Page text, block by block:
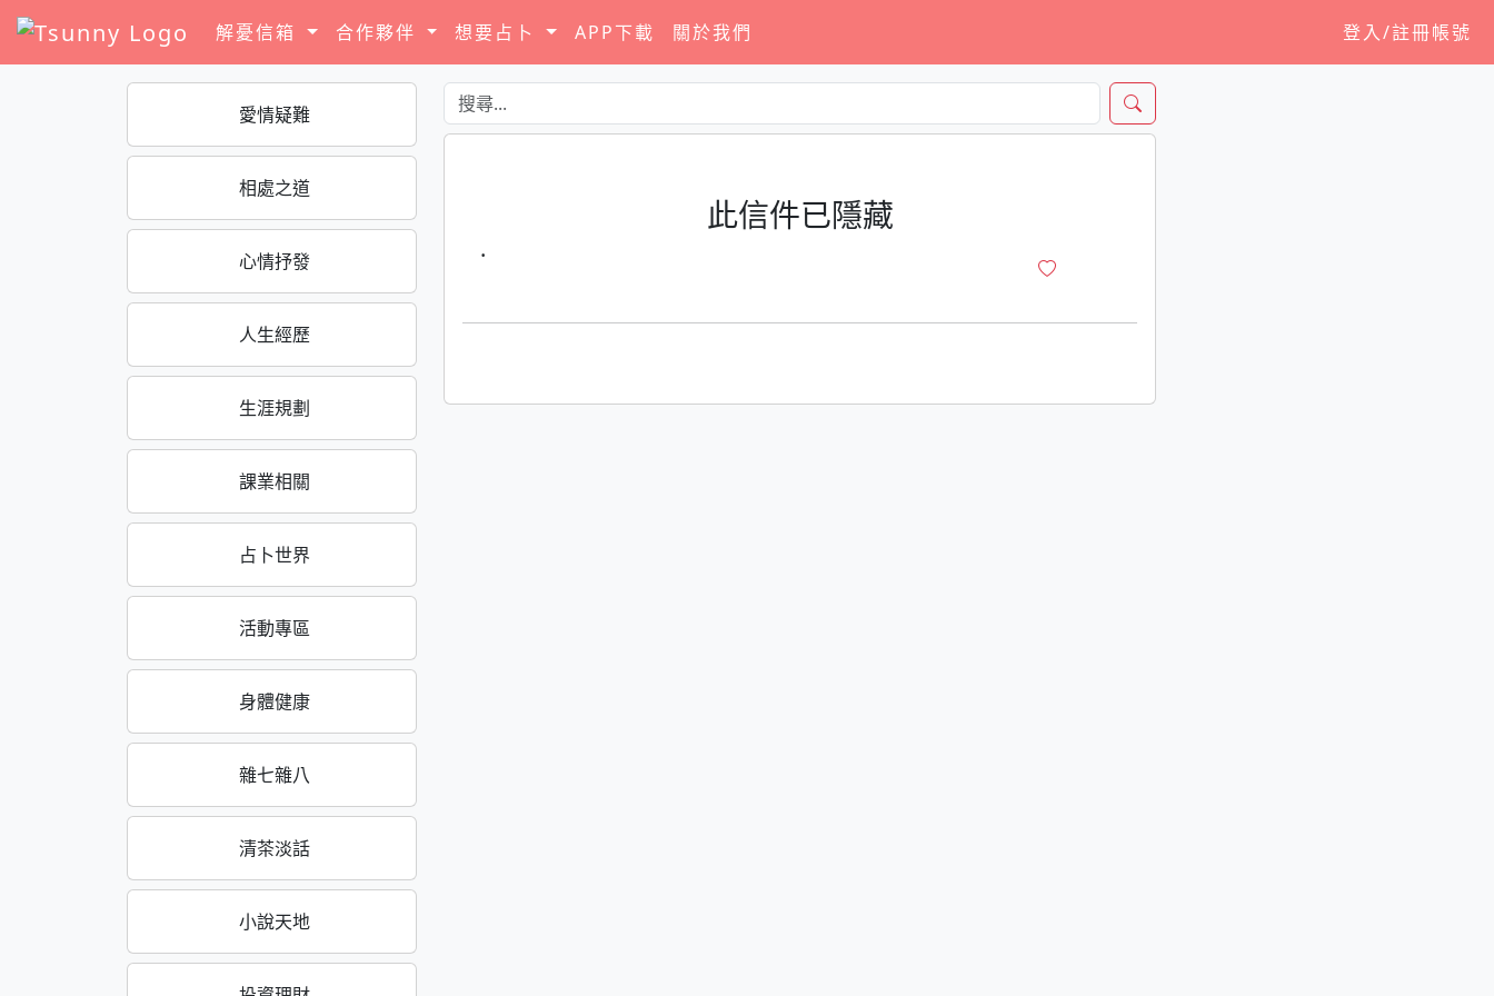
解憂信箱 合作夥伴 想要占卜 APP下載 關於我們 登入/註冊帳號
愛情疑難
相處之道
心情抒發
人生經歷
生涯規劃
課業相關
占卜世界
活動專區
身體健康
雜七雜八
清茶淡話
小說天地
此信件已隱藏
·